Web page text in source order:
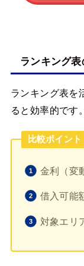
ランキング
ランキング表を
ると効率的です。
比較ポイント
金利（変
借入可能
対象エリ